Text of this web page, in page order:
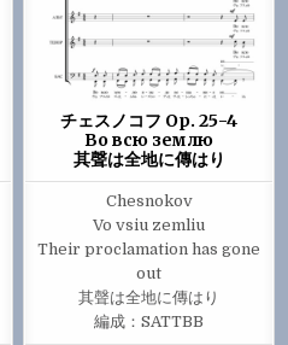
チェスノコフ Op. 25-4
Во всю землю
其聲は全地に傳はり
Chesnokov
Vo vsiu zemliu
Their proclamation has gone
out
其聲は全地に傳はり
編成：SATTBB